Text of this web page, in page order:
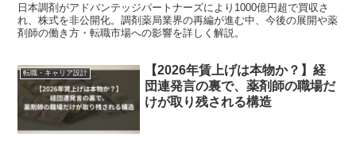
日本調剤がアドバンテッジパートナーズにより1000億円超で買収さ
れ、株式を非公開化。調剤薬局業界の再編が進む中、今後の展開や薬
剤師の働き方・転職市場への影響を詳しく解説。
転職・キャリア設計
【2026年賃上げは本物か？】経
団連発言の裏で、薬剤師の職場だ
けが取り残される構造